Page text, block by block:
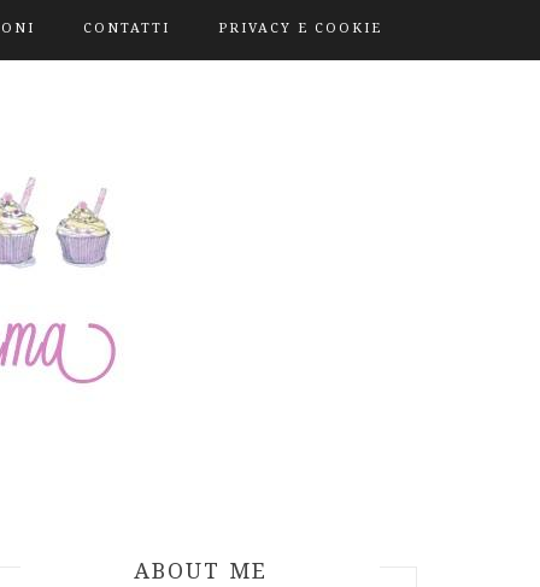
CONTATTI PRIVACY E COOKIE
ABOUT AUTHOR
ABOUT ME